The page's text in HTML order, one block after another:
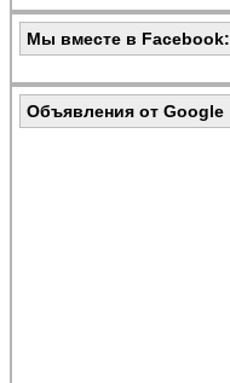
Мы вместе в Facebook:
Объявления от Google